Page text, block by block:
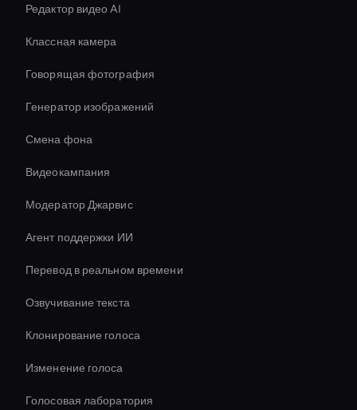
Редактор видео AI
Классная камера
Говорящая фотография
Генератор изображений
Смена фона
Видеокампания
Модератор Джарвис
Агент поддержки ИИ
Перевод в реальном времени
Озвучивание текста
Клонирование голоса
Изменение голоса
Голосовая лаборатория